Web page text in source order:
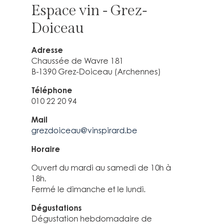
Espace vin - Grez-
Doiceau
Adresse
Chaussée de Wavre 181
B-1390 Grez-Doiceau (Archennes)
Téléphone
010 22 20 94
Mail
grezdoiceau@vinspirard.be
Horaire
Ouvert du mardi au samedi de 10h à
18h.
Fermé le dimanche et le lundi.
Dégustations
Dégustation hebdomadaire de